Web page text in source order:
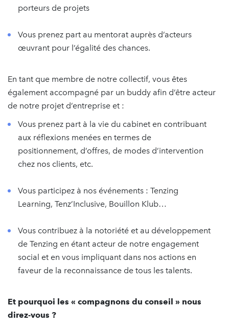
porteurs de projets
Vous prenez part au mentorat auprès d’acteurs
œuvrant pour l’égalité des chances.
En tant que membre de notre collectif, vous êtes
également accompagné par un buddy afin d’être acteur
de notre projet d’entreprise et :
Vous prenez part à la vie du cabinet en contribuant
aux réflexions menées en termes de
positionnement, d’offres, de modes d’intervention
chez nos clients, etc.
Vous participez à nos événements : Tenzing
Learning, Tenz’Inclusive, Bouillon Klub…
Vous contribuez à la notoriété et au développement
de Tenzing en étant acteur de notre engagement
social et en vous impliquant dans nos actions en
faveur de la reconnaissance de tous les talents.
Et pourquoi les « compagnons du conseil » nous
direz-vous ?